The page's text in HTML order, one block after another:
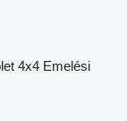
4x4 Emelési